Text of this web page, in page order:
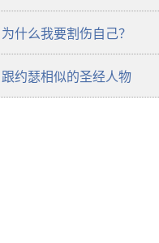
为什么我要割伤自己？
跟约瑟相似的圣经人物